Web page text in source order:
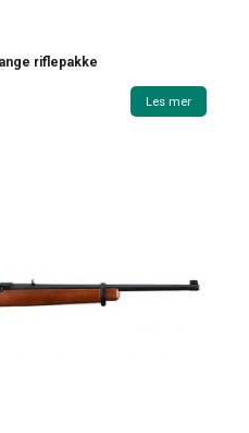
riflepakke
Les mer